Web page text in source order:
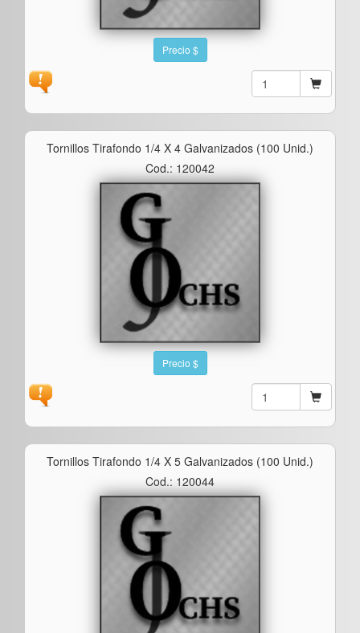
Precio $
Tornillos Tirafondo 1/4 X 4 Galvanizados (100 Unid.)
Cod.: 120042
Precio $
Tornillos Tirafondo 1/4 X 5 Galvanizados (100 Unid.)
Cod.: 120044